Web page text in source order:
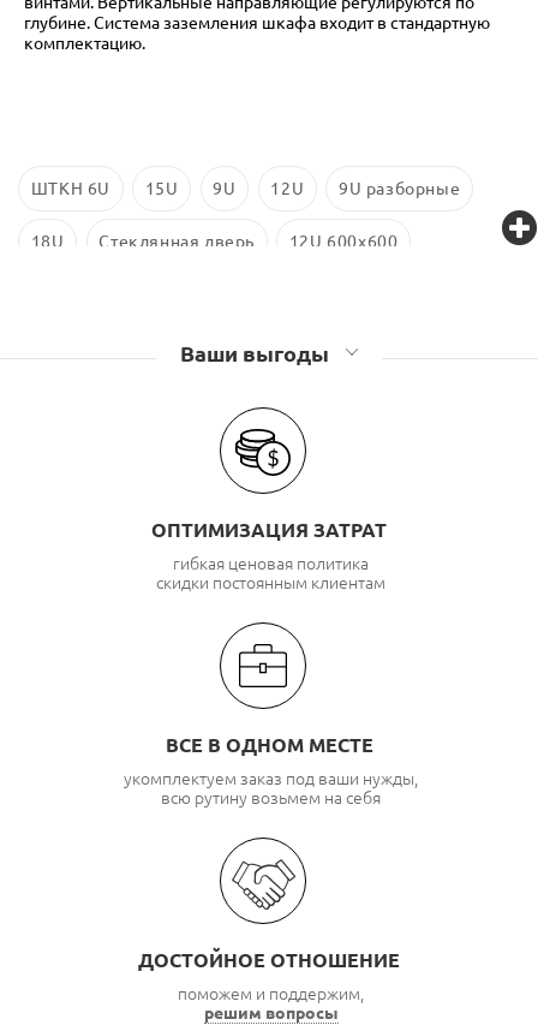
глубине. Система заземления шкафа входит в стандартную
комплектацию.
ШТКН 6U 15U 9U 12U 9U разборные
18U Стеклянная дверь 12U 600x600
Ваши выгоды
ОПТИМИЗАЦИЯ ЗАТРАТ
гибкая ценовая политика
скидки постоянным клиентам
ВСЕ В ОДНОМ МЕСТЕ
укомплектуем заказ под ваши нужды,
всю рутину возьмем на себя
ДОСТОЙНОЕ ОТНОШЕНИЕ
поможем и поддержим,
решим вопросы